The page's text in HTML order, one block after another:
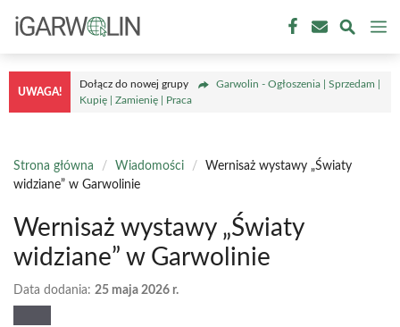
treści
UWAGA!
Dołącz do nowej grupy
Garwolin - Ogłoszenia | Sprzedam |
Kupię | Zamienię | Praca
Strona główna / Wiadomości /
Wernisaż wystawy „Światy
widziane” w Garwolinie
Wernisaż wystawy „Światy
widziane” w Garwolinie
Data dodania: 25 maja 2026 r.